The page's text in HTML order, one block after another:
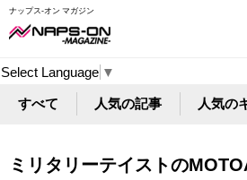
ナップス-オン マガジン
Select Language ▼
すべて 人気の記事 人気の
ミリタリーテイストの